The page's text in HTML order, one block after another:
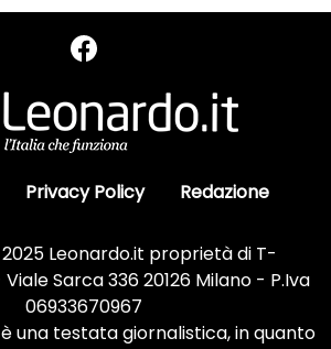
Privacy Policy Redazione
Leonardo.it proprietà di T-
Sarca 336 20126 Milano - P.Iva
06933670967
una testata giornalistica, in quanto